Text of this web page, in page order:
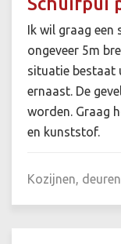
Ik wil graag een
ongeveer 5m
situatie bestaat
ernaast. De
worden. Graag
en kunststof.
Kozijnen,